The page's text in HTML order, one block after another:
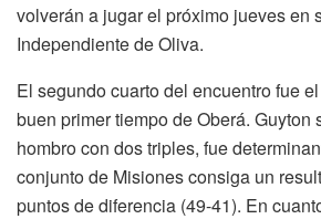
volverán a jugar el próximo jueves en
Independiente de Oliva.
El segundo cuarto del encuentro fue
buen primer tiempo de Oberá. Guyton
hombro con dos triples, fue
conjunto de Misiones consiga un
puntos de diferencia (49-41). En